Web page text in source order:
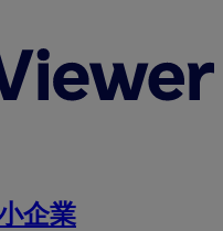
企業